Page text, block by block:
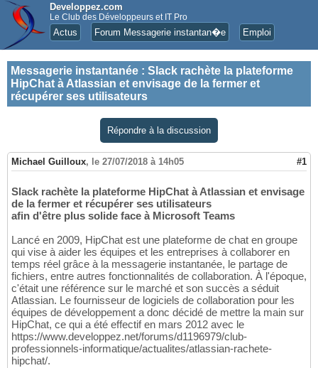
Developpez.com
Le Club des Développeurs et IT Pro
Actus Forum Messagerie instantan�e Emploi
Messagerie instantanée : Slack rachète la plateforme
HipChat à Atlassian et envisage de la fermer et
récupérer ses utilisateurs
Répondre à la discussion
Michael Guilloux, le 27/07/2018 à 14h05 #1
Slack rachète la plateforme HipChat à Atlassian et envisage
de la fermer et récupérer ses utilisateurs
afin d'être plus solide face à Microsoft Teams
Lancé en 2009, HipChat est une plateforme de chat en groupe
qui vise à aider les équipes et les entreprises à collaborer en
temps réel grâce à la messagerie instantanée, le partage de
fichiers, entre autres fonctionnalités de collaboration. À l'époque,
c'était une référence sur le marché et son succès a séduit
Atlassian. Le fournisseur de logiciels de collaboration pour les
équipes de développement a donc décidé de mettre la main sur
HipChat, ce qui a été effectif en mars 2012 avec le
https://www.developpez.net/forums/d1196979/club-
professionnels-informatique/actualites/atlassian-rachete-
hipchat/.